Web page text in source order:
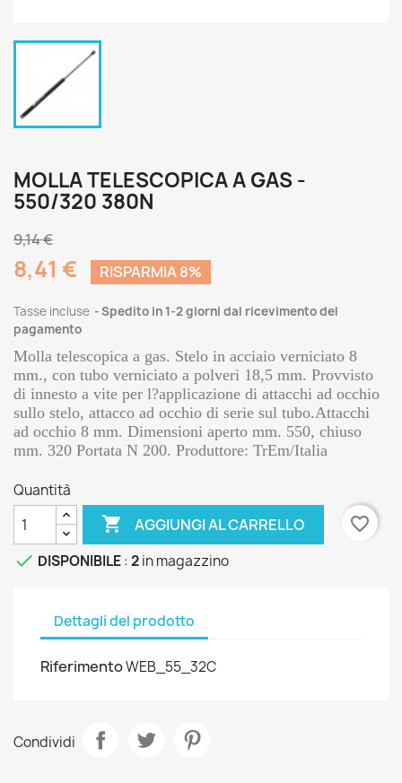
MOLLA TELESCOPICA A GAS -
550/320 380N
9,14 €
8,41 € RISPARMIA 8%
Tasse incluse
Spedito in 1-2 giorni dal ricevimento del
pagamento
Molla telescopica a gas. Stelo in acciaio verniciato 8
mm., con tubo verniciato a polveri 18,5 mm. Provvisto
di innesto a vite per l?applicazione di attacchi ad occhio
sullo stelo, attacco ad occhio di serie sul tubo.Attacchi
ad occhio 8 mm. Dimensioni aperto mm. 550, chiuso
mm. 320 Portata N 200. Produttore: TrEm/Italia
Quantità
 AGGIUNGI AL CARRELLO
favorite_border
 DISPONIBILE: 2in magazzino
Dettagli del prodotto
RiferimentoWEB_55_32C
Condividi